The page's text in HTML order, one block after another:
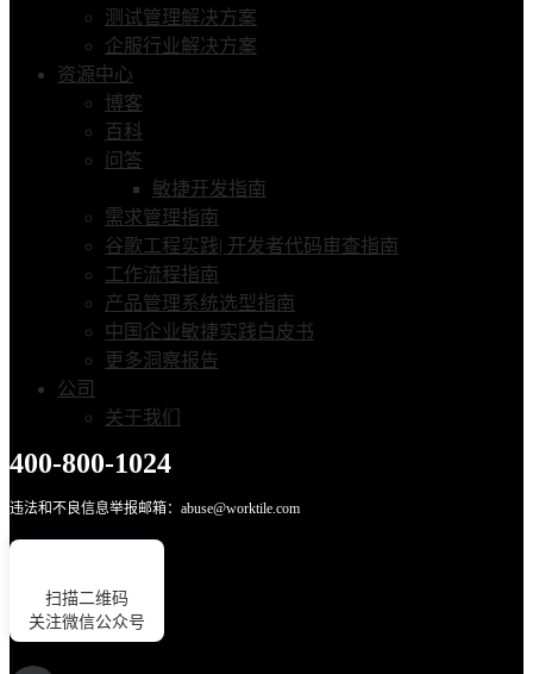
测试管理解决方案
企服行业解决方案
资源中心
博客
百科
问答
敏捷开发指南
需求管理指南
谷歌工程实践| 开发者代码审查指南
工作流程指南
产品管理系统选型指南
中国企业敏捷实践白皮书
更多洞察报告
公司
关于我们
400-800-1024
违法和不良信息举报邮箱：abuse@worktile.com
扫描二维码
关注微信公众号